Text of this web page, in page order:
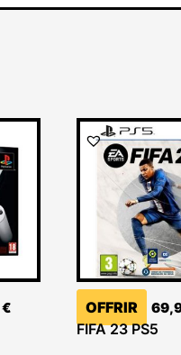
€ OFFRIR
FIFA 23 PS5